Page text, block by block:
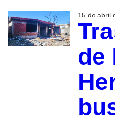
15 de abril
de